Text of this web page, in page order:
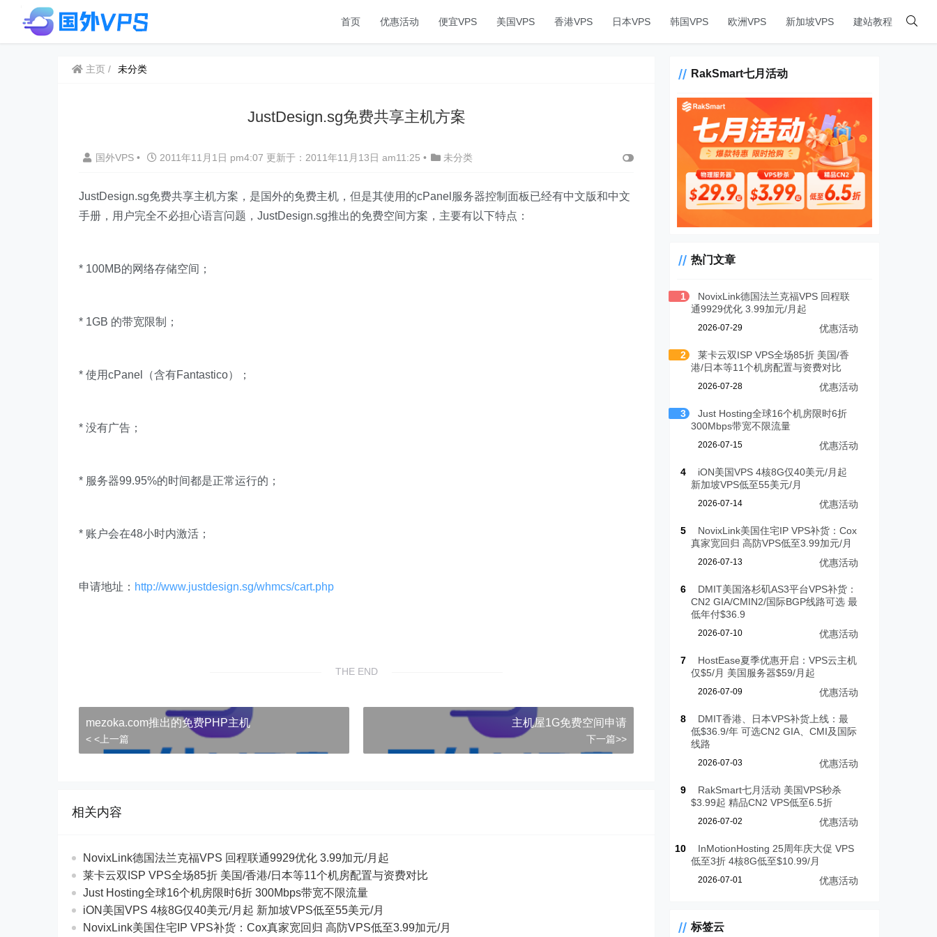
首页 优惠活动 便宜VPS 美国VPS 香港VPS 日本VPS 韩国VPS 欧洲VPS 新加坡VPS 建站教程
主页 未分类
JustDesign.sg免费共享主机方案
国外VPS • 2011年11月1日 pm4:07 更新于：2011年11月13日 am11:25 • 未分类
JustDesign.sg免费共享主机方案，是国外的免费主机，但是其使用的cPanel服务器控制面板已经有中文版和中文
手册，用户完全不必担心语言问题，JustDesign.sg推出的免费空间方案，主要有以下特点：
* 100MB的网络存储空间；
* 1GB 的带宽限制；
* 使用cPanel（含有Fantastico）；
* 没有广告；
* 服务器99.95%的时间都是正常运行的；
* 账户会在48小时内激活；
申请地址： http://www.justdesign.sg/whmcs/cart.php
THE END
mezoka.com推出的免费PHP主机
< <上一篇
主机屋1G免费空间申请
下一篇>>
相关内容
NovixLink德国法兰克福VPS 回程联通9929优化 3.99加元/月起
莱卡云双ISP VPS全场85折 美国/香港/日本等11个机房配置与资费对比
Just Hosting全球16个机房限时6折 300Mbps带宽不限流量
iON美国VPS 4核8G仅40美元/月起 新加坡VPS低至55美元/月
NovixLink美国住宅IP VPS补货：Cox真家宽回归 高防VPS低至3.99加元/月
RakSmart七月活动
热门文章
1
NovixLink德国法兰克福VPS 回程联
通9929优化 3.99加元/月起
2026-07-29 优惠活动
2
莱卡云双ISP VPS全场85折 美国/香
港/日本等11个机房配置与资费对比
2026-07-28 优惠活动
3
Just Hosting全球16个机房限时6折
300Mbps带宽不限流量
2026-07-15 优惠活动
4
iON美国VPS 4核8G仅40美元/月起
新加坡VPS低至55美元/月
2026-07-14 优惠活动
5
NovixLink美国住宅IP VPS补货：Cox
真家宽回归 高防VPS低至3.99加元/月
2026-07-13 优惠活动
6
DMIT美国洛杉矶AS3平台VPS补货：
CN2 GIA/CMIN2/国际BGP线路可选 最
低年付$36.9
2026-07-10 优惠活动
7
HostEase夏季优惠开启：VPS云主机
仅$5/月 美国服务器$59/月起
2026-07-09 优惠活动
8
DMIT香港、日本VPS补货上线：最
低$36.9/年 可选CN2 GIA、CMI及国际
线路
2026-07-03 优惠活动
9
RakSmart七月活动 美国VPS秒杀
$3.99起 精品CN2 VPS低至6.5折
2026-07-02 优惠活动
10
InMotionHosting 25周年庆大促 VPS
低至3折 4核8G低至$10.99/月
2026-07-01 优惠活动
标签云